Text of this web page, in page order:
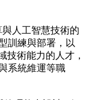
與人工智慧技術的
訓練與部署，以
技術能力的人才，
系統維運等職